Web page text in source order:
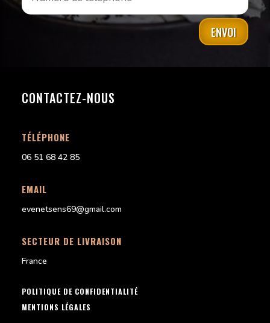
ENVOI
CONTACTEZ-NOUS
TÉLÉPHONE
06 51 68 42 85
EMAIL
evenetsens69@gmail.com
SECTEUR DE LIVRAISON
France
POLITIQUE DE CONFIDENTIALITÉ
MENTIONS LÉGALES